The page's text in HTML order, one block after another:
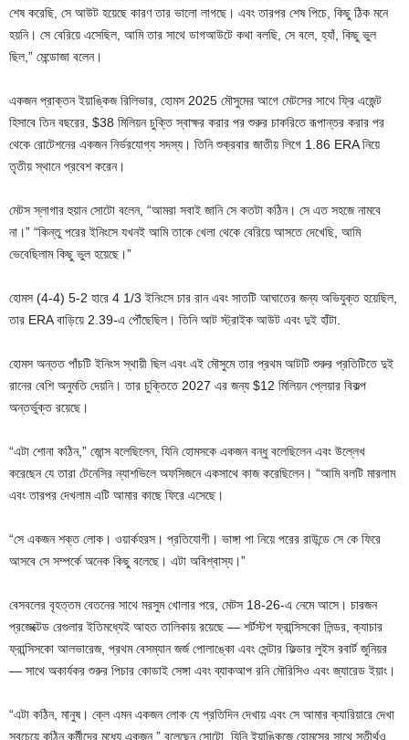
শেষ করেছি, সে আউট হয়েছে কারণ তার ভালো লাগছে। এবং তারপর শেষ পিচে, কিছু ঠিক মনে
হয়নি। সে বেরিয়ে এসেছিল, আমি তার সাথে ডাগআউটে কথা বলছি, সে বলে, হ্যাঁ, কিছু ভুল
ছিল,” মেন্ডোজা বলেন।
একজন প্রাক্তন ইয়াঙ্কিজ রিলিভার, হোমস 2025 মৌসুমের আগে মেটসের সাথে ফ্রি এজেন্ট
হিসাবে তিন বছরের, $38 মিলিয়ন চুক্তি স্বাক্ষর করার পর শুরুর চাকরিতে রূপান্তর করার পর
থেকে রোটেশনের একজন নির্ভরযোগ্য সদস্য। তিনি শুক্রবার জাতীয় লিগে 1.86 ERA নিয়ে
তৃতীয় স্থানে প্রবেশ করেন।
মেটস স্লাগার হুয়ান সোটো বলেন, “আমরা সবাই জানি সে কতটা কঠিন। সে এত সহজে নামবে
না।” “কিন্তু পরের ইনিংসে যখনই আমি তাকে খেলা থেকে বেরিয়ে আসতে দেখেছি, আমি
ভেবেছিলাম কিছু ভুল হয়েছে।”
হোমস (4-4) 5-2 হারে 4 1/3 ইনিংসে চার রান এবং সাতটি আঘাতের জন্য অভিযুক্ত হয়েছিল,
তার ERA বাড়িয়ে 2.39-এ পৌঁছেছিল। তিনি আট স্ট্রাইক আউট এবং দুই হাঁটা.
হোমস অন্তত পাঁচটি ইনিংস স্থায়ী ছিল এবং এই মৌসুমে তার প্রথম আটটি শুরুর প্রতিটিতে দুই
রানের বেশি অনুমতি দেয়নি। তার চুক্তিতে 2027 এর জন্য $12 মিলিয়ন প্লেয়ার বিকল্প
অন্তর্ভুক্ত রয়েছে।
“এটা শোনা কঠিন,” জোন্স বলেছিলেন, যিনি হোমসকে একজন বন্ধু বলেছিলেন এবং উল্লেখ
করেছেন যে তারা টেনেসির ন্যাশভিলে অফসিজনে একসাথে কাজ করেছিলেন। “আমি বলটি মারলাম
এবং তারপর দেখলাম এটি আমার কাছে ফিরে এসেছে।
“সে একজন শক্ত লোক। ওয়ার্কহরস। প্রতিযোগী। ভাঙ্গা পা নিয়ে পরের রাউন্ডে সে কে ফিরে
আসবে সে সম্পর্কে অনেক কিছু বলেছে। এটা অবিশ্বাস্য।”
বেসবলের বৃহত্তম বেতনের সাথে মরসুম খোলার পরে, মেটস 18-26-এ নেমে আসে। চারজন
প্রজেক্টেড রেগুলার ইতিমধ্যেই আহত তালিকায় রয়েছে — শর্টস্টপ ফ্রান্সিসকো লিন্ডর, ক্যাচার
ফ্রান্সিসকো আলভারেজ, প্রথম বেসম্যান জর্জ পোলাঙ্কো এবং সেন্টার ফিল্ডার লুইস রবার্ট জুনিয়র
— সাথে অকার্যকর শুরুর পিচার কোডাই সেঙ্গা এবং ব্যাকআপ রনি মৌরিসিও এবং জ্যারেড ইয়াং।
“এটা কঠিন, মানুষ। ক্লে এমন একজন লোক যে প্রতিদিন দেখায় এবং সে আমার ক্যারিয়ারে দেখা
সবচেয়ে কঠিন কর্মীদের মধ্যে একজন,” বলেছেন সোটো, যিনি ইয়াঙ্কিজে হোমসের সাথে সতীর্থও